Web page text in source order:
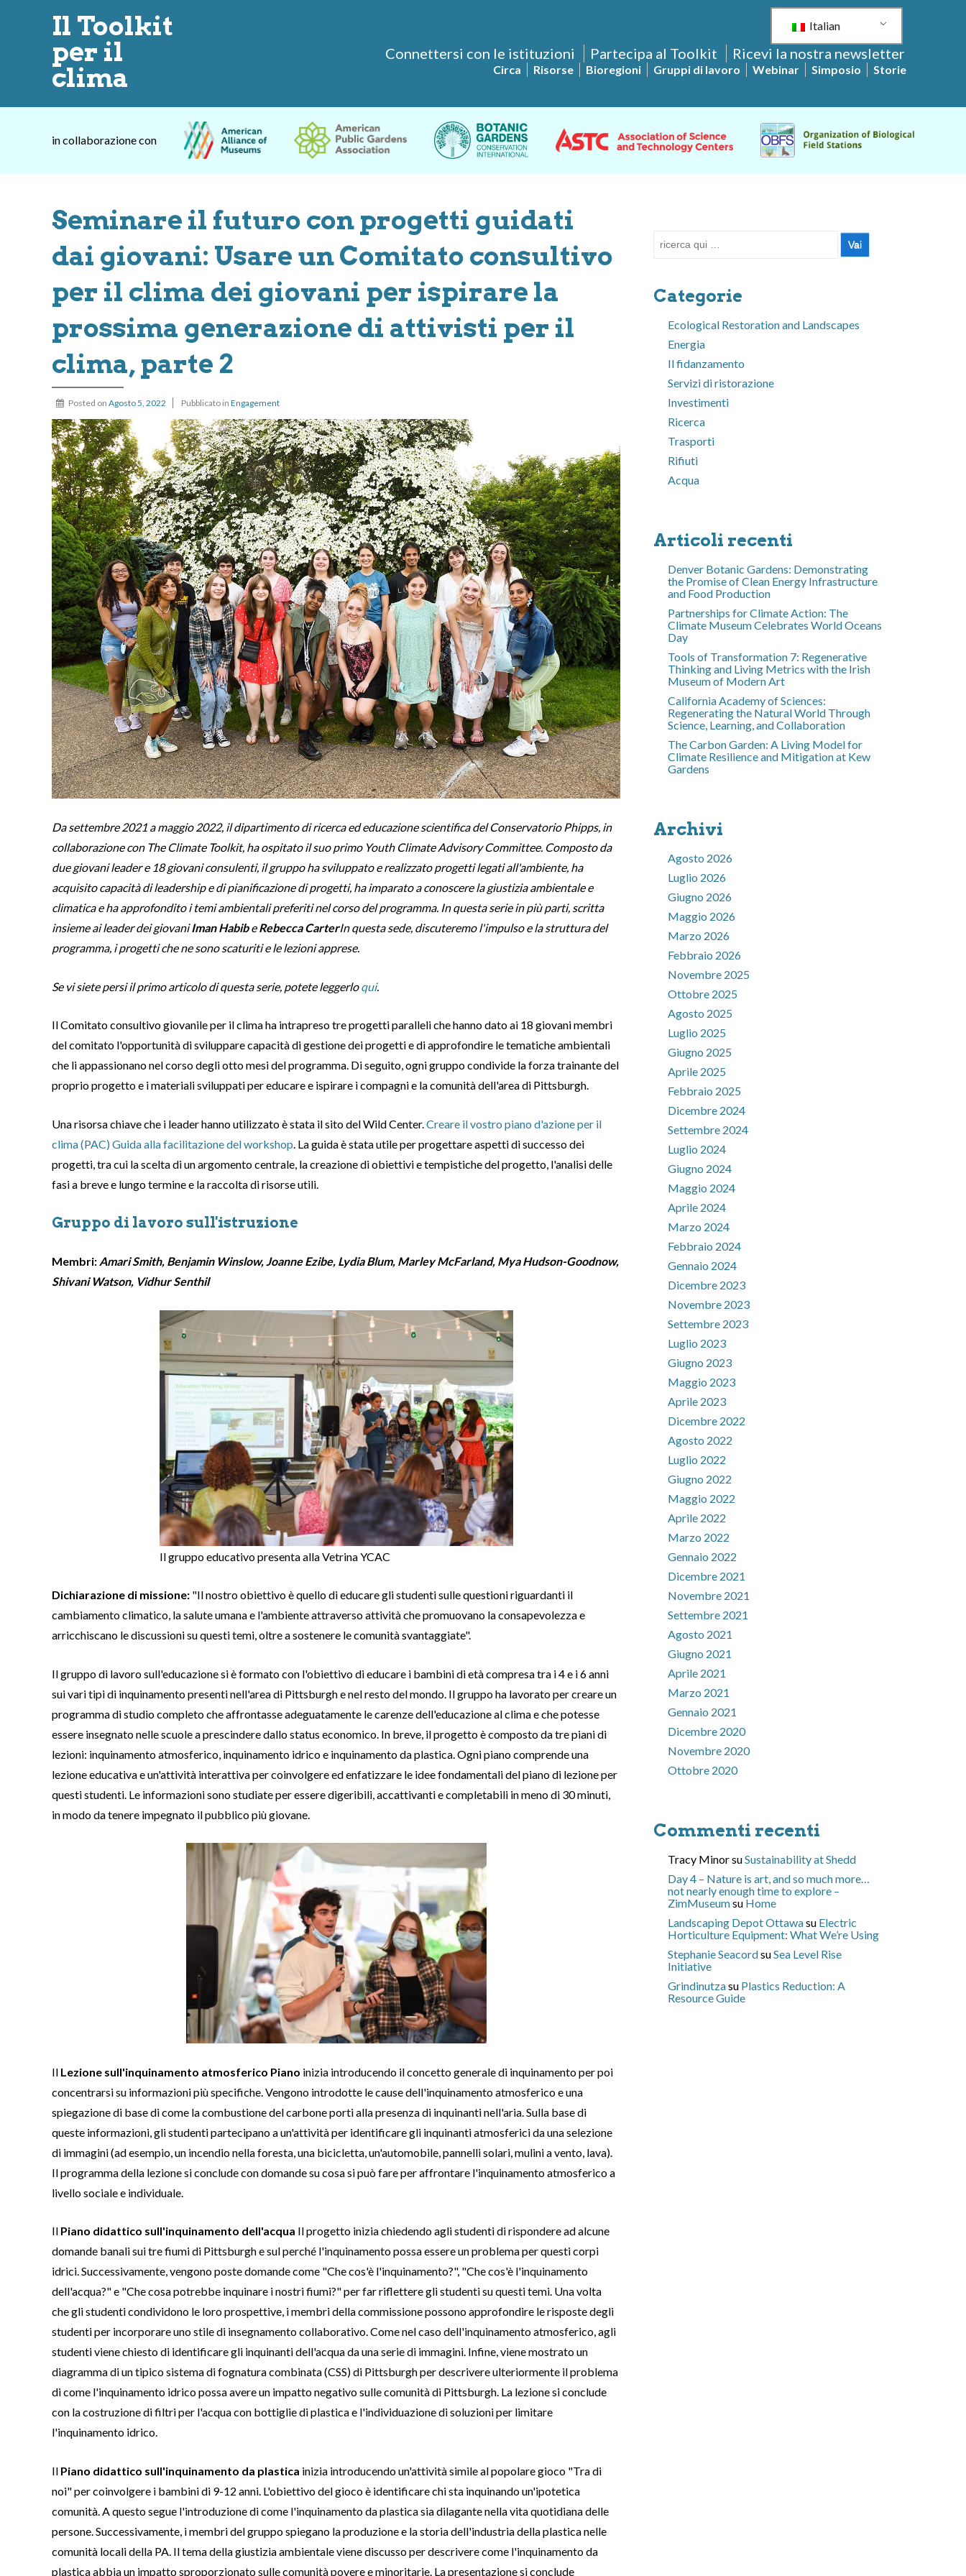
Il Toolkit
per il
clima
Italian
Connettersi con le istituzioni Partecipa al Toolkit Ricevi la nostra newsletter
Circa Risorse Bioregioni Gruppi di lavoro Webinar Simposio Storie
in collaborazione con
Seminare il futuro con progetti guidati
dai giovani: Usare un Comitato consultivo
per il clima dei giovani per ispirare la
prossima generazione di attivisti per il
clima, parte 2
Posted on Agosto 5, 2022 Pubblicato in Engagement
Da settembre 2021 a maggio 2022, il dipartimento di ricerca ed educazione scientifica del Conservatorio Phipps, in
collaborazione con The Climate Toolkit, ha ospitato il suo primo Youth Climate Advisory Committee. Composto da
due giovani leader e 18 giovani consulenti, il gruppo ha sviluppato e realizzato progetti legati all'ambiente, ha
acquisito capacità di leadership e di pianificazione di progetti, ha imparato a conoscere la giustizia ambientale e
climatica e ha approfondito i temi ambientali preferiti nel corso del programma. In questa serie in più parti, scritta
insieme ai leader dei giovaniIman HabibeRebecca CarterIn questa sede, discuteremo l'impulso e la struttura del
programma, i progetti che ne sono scaturiti e le lezioni apprese.
Se vi siete persi il primo articolo di questa serie, potete leggerloqui.
Il Comitato consultivo giovanile per il clima ha intrapreso tre progetti paralleli che hanno dato ai 18 giovani membri
del comitato l'opportunità di sviluppare capacità di gestione dei progetti e di approfondire le tematiche ambientali
che li appassionano nel corso degli otto mesi del programma. Di seguito, ogni gruppo condivide la forza trainante del
proprio progetto e i materiali sviluppati per educare e ispirare i compagni e la comunità dell'area di Pittsburgh.
Una risorsa chiave che i leader hanno utilizzato è stata il sito del Wild Center. Creare il vostro piano d'azione per il
clima (PAC) Guida alla facilitazione del workshop . La guida è stata utile per progettare aspetti di successo dei
progetti, tra cui la scelta di un argomento centrale, la creazione di obiettivi e tempistiche del progetto, l'analisi delle
fasi a breve e lungo termine e la raccolta di risorse utili.
Gruppo di lavoro sull'istruzione
Membri: Amari Smith, Benjamin Winslow, Joanne Ezibe, Lydia Blum, Marley McFarland, Mya Hudson-Goodnow,
Shivani Watson, Vidhur Senthil
Il gruppo educativo presenta alla Vetrina YCAC
Dichiarazione di missione: "Il nostro obiettivo è quello di educare gli studenti sulle questioni riguardanti il
cambiamento climatico, la salute umana e l'ambiente attraverso attività che promuovano la consapevolezza e
arricchiscano le discussioni su questi temi, oltre a sostenere le comunità svantaggiate".
Il gruppo di lavoro sull'educazione si è formato con l'obiettivo di educare i bambini di età compresa tra i 4 e i 6 anni
sui vari tipi di inquinamento presenti nell'area di Pittsburgh e nel resto del mondo. Il gruppo ha lavorato per creare un
programma di studio completo che affrontasse adeguatamente le carenze dell'educazione al clima e che potesse
essere insegnato nelle scuole a prescindere dallo status economico. In breve, il progetto è composto da tre piani di
lezioni: inquinamento atmosferico, inquinamento idrico e inquinamento da plastica. Ogni piano comprende una
lezione educativa e un'attività interattiva per coinvolgere ed enfatizzare le idee fondamentali del piano di lezione per
questi studenti. Le informazioni sono studiate per essere digeribili, accattivanti e completabili in meno di 30 minuti,
in modo da tenere impegnato il pubblico più giovane.
Il Lezione sull'inquinamento atmosferico Piano inizia introducendo il concetto generale di inquinamento per poi
concentrarsi su informazioni più specifiche. Vengono introdotte le cause dell'inquinamento atmosferico e una
spiegazione di base di come la combustione del carbone porti alla presenza di inquinanti nell'aria. Sulla base di
queste informazioni, gli studenti partecipano a un'attività per identificare gli inquinanti atmosferici da una selezione
di immagini (ad esempio, un incendio nella foresta, una bicicletta, un'automobile, pannelli solari, mulini a vento, lava).
Il programma della lezione si conclude con domande su cosa si può fare per affrontare l'inquinamento atmosferico a
livello sociale e individuale.
Il Piano didattico sull'inquinamento dell'acqua Il progetto inizia chiedendo agli studenti di rispondere ad alcune
domande banali sui tre fiumi di Pittsburgh e sul perché l'inquinamento possa essere un problema per questi corpi
idrici. Successivamente, vengono poste domande come "Che cos'è l'inquinamento?", "Che cos'è l'inquinamento
dell'acqua?" e "Che cosa potrebbe inquinare i nostri fiumi?" per far riflettere gli studenti su questi temi. Una volta
che gli studenti condividono le loro prospettive, i membri della commissione possono approfondire le risposte degli
studenti per incorporare uno stile di insegnamento collaborativo. Come nel caso dell'inquinamento atmosferico, agli
studenti viene chiesto di identificare gli inquinanti dell'acqua da una serie di immagini. Infine, viene mostrato un
diagramma di un tipico sistema di fognatura combinata (CSS) di Pittsburgh per descrivere ulteriormente il problema
di come l'inquinamento idrico possa avere un impatto negativo sulle comunità di Pittsburgh. La lezione si conclude
con la costruzione di filtri per l'acqua con bottiglie di plastica e l'individuazione di soluzioni per limitare
l'inquinamento idrico.
Il Piano didattico sull'inquinamento da plastica inizia introducendo un'attività simile al popolare gioco "Tra di
noi" per coinvolgere i bambini di 9-12 anni. L'obiettivo del gioco è identificare chi sta inquinando un'ipotetica
comunità. A questo segue l'introduzione di come l'inquinamento da plastica sia dilagante nella vita quotidiana delle
persone. Successivamente, i membri del gruppo spiegano la produzione e la storia dell'industria della plastica nelle
comunità locali della PA. Il tema della giustizia ambientale viene discusso per descrivere come l'inquinamento da
plastica abbia un impatto sproporzionato sulle comunità povere e minoritarie. La presentazione si conclude
Cerca:
Categorie
Ecological Restoration and Landscapes
Energia
Il fidanzamento
Servizi di ristorazione
Investimenti
Ricerca
Trasporti
Rifiuti
Acqua
Articoli recenti
Denver Botanic Gardens: Demonstrating
the Promise of Clean Energy Infrastructure
and Food Production
Partnerships for Climate Action: The
Climate Museum Celebrates World Oceans
Day
Tools of Transformation 7: Regenerative
Thinking and Living Metrics with the Irish
Museum of Modern Art
California Academy of Sciences:
Regenerating the Natural World Through
Science, Learning, and Collaboration
The Carbon Garden: A Living Model for
Climate Resilience and Mitigation at Kew
Gardens
Archivi
Agosto 2026
Luglio 2026
Giugno 2026
Maggio 2026
Marzo 2026
Febbraio 2026
Novembre 2025
Ottobre 2025
Agosto 2025
Luglio 2025
Giugno 2025
Aprile 2025
Febbraio 2025
Dicembre 2024
Settembre 2024
Luglio 2024
Giugno 2024
Maggio 2024
Aprile 2024
Marzo 2024
Febbraio 2024
Gennaio 2024
Dicembre 2023
Novembre 2023
Settembre 2023
Luglio 2023
Giugno 2023
Maggio 2023
Aprile 2023
Dicembre 2022
Agosto 2022
Luglio 2022
Giugno 2022
Maggio 2022
Aprile 2022
Marzo 2022
Gennaio 2022
Dicembre 2021
Novembre 2021
Settembre 2021
Agosto 2021
Giugno 2021
Aprile 2021
Marzo 2021
Gennaio 2021
Dicembre 2020
Novembre 2020
Ottobre 2020
Commenti recenti
Tracy MinorsuSustainability at Shedd
Day 4 – Nature is art, and so much more…
not nearly enough time to explore –
ZimMuseumsu Home
Landscaping Depot Ottawasu Electric
Horticulture Equipment: What We’re Using
Stephanie SeacordsuSea Level Rise
Initiative
Grindinutzasu Plastics Reduction: A
Resource Guide